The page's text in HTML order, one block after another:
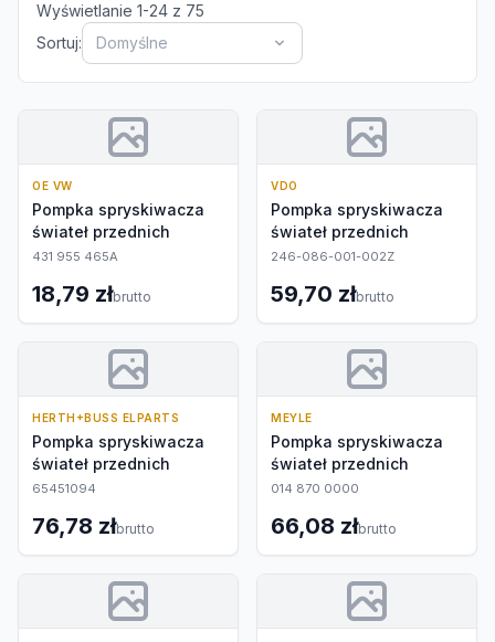
Wyświetlanie 1-24 z 75
Sortuj:
Domyślne
OE VW
Pompka spryskiwacza
świateł przednich
431 955 465A
18,79 złbrutto
VDO
Pompka spryskiwacza
świateł przednich
246-086-001-002Z
59,70 złbrutto
HERTH+BUSS ELPARTS
Pompka spryskiwacza
świateł przednich
65451094
76,78 złbrutto
MEYLE
Pompka spryskiwacza
świateł przednich
014 870 0000
66,08 złbrutto